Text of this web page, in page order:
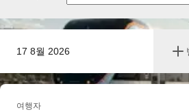
17 8월 2026
여행자